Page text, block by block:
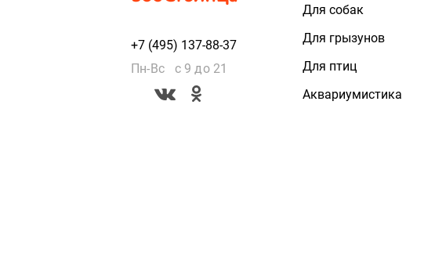
+7 (495) 137-88-37
Пн-Вс с 9 до 21
Для собак
Для грызунов
Для птиц
Аквариумистика